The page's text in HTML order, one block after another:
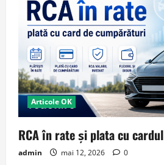
Articole OK
RCA în rate și plata cu cardul
admin mai 12, 2026 0